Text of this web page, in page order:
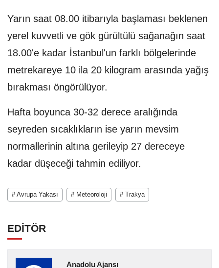
Yarın saat 08.00 itibarıyla başlaması beklenen
yerel kuvvetli ve gök gürültülü sağanağın saat
18.00'e kadar İstanbul'un farklı bölgelerinde
metrekareye 10 ila 20 kilogram arasında yağış
bırakması öngörülüyor.
Hafta boyunca 30-32 derece aralığında
seyreden sıcaklıkların ise yarın mevsim
normallerinin altına gerileyip 27 dereceye
kadar düşeceği tahmin ediliyor.
# Avrupa Yakası # Meteoroloji # Trakya
EDİTÖR
Anadolu Ajansı